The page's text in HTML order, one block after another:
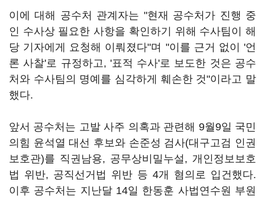
이에 대해 공수처 관계자는 "현재 공수처가 진행 중
인 수사상 필요한 사항을 확인하기 위해 수사팀이 해
당 기자에게 요청해 이뤄졌다"며 "이를 근거 없이 '언
론 사찰'로 규정하고, '표적 수사'로 보도한 것은 공수
처와 수사팀의 명예를 심각하게 훼손한 것"이라고 말
했다.
앞서 공수처는 고발 사주 의혹과 관련해 9월9일 국민
의힘 윤석열 대선 후보와 손준성 검사(대구고검 인권
보호관)를 직권남용, 공무상비밀누설, 개인정보보호
법 위반, 공직선거법 위반 등 4개 혐의로 입건했다.
이후 공수처는 지난달 14일 한동훈 사법연수원 부원